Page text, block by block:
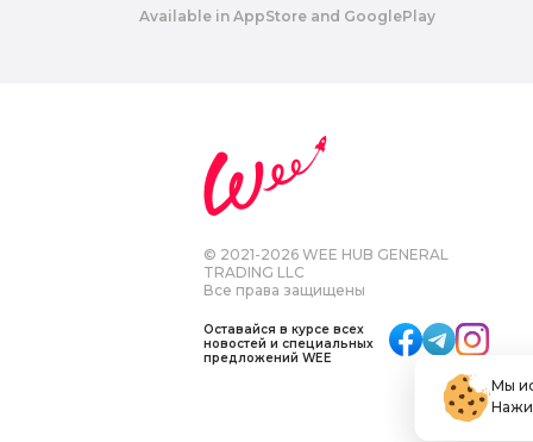
Available in AppStore and GooglePlay
© 2021-2026 WEE HUB GENERAL
TRADING LLC
Все права защищены
Оставайся в курсе всех
новостей и специальных
предложений WEE
Мы